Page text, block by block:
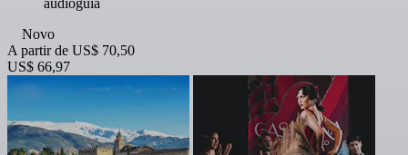
audioguia
Novo
A partir de US$ 70,50
US$ 66,97